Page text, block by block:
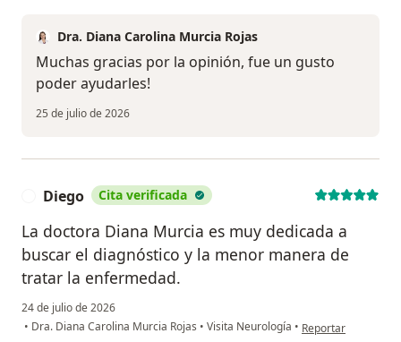
Dra. Diana Carolina Murcia Rojas
Muchas gracias por la opinión, fue un gusto
poder ayudarles!
25 de julio de 2026
Diego Cita verificada
La doctora Diana Murcia es muy dedicada a
buscar el diagnóstico y la menor manera de
tratar la enfermedad.
24 de julio de 2026
• Dra. Diana Carolina Murcia Rojas • Visita Neurología • en opinión del
Reportar